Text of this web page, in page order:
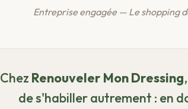
Entreprise engagée — Le shopping
Chez Renouveler Mon Dressing
de s'habiller autrement : en